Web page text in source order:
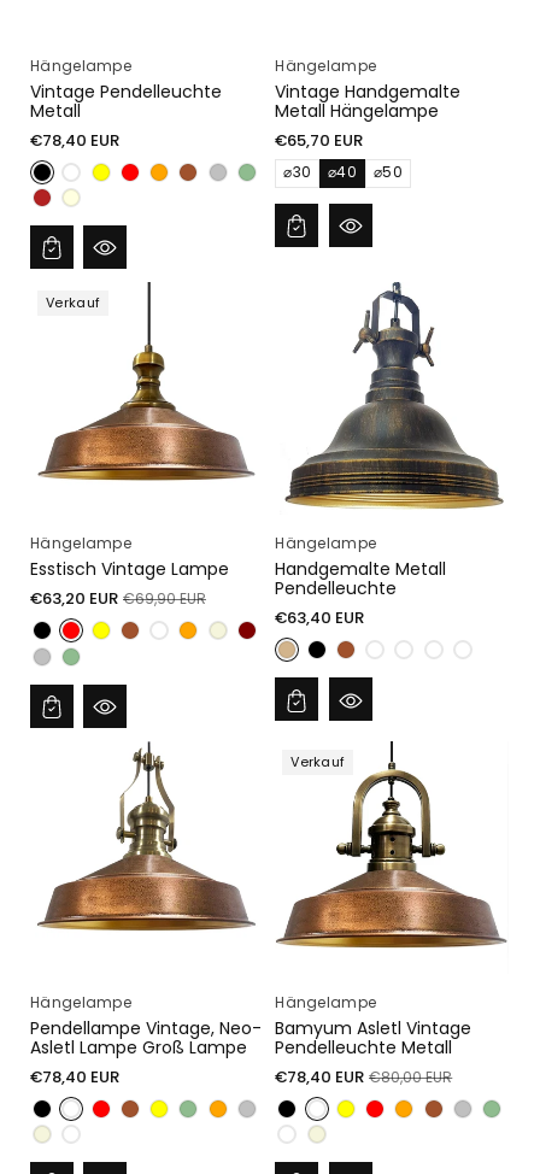
Hängelampe
Vintage Pendelleuchte
Metall
Normaler
Preis
€78,40 EUR
Hängelampe
Vintage Handgemalte
Metall Hängelampe
Normaler
Preis
€65,70 EUR
⌀30 ⌀40 ⌀50
Hängelampe
Esstisch Vintage Lampe
Verkaufspreis
€63,20 EUR Normaler
Preis
€69,90 EUR
Verkauf
Hängelampe
Handgemalte Metall
Pendelleuchte
Normaler
Preis
€63,40 EUR
Hängelampe
Pendellampe Vintage, Neo-
Asletl Lampe Groß Lampe
Normaler
Preis
€78,40 EUR
Hängelampe
Bamyum Asletl Vintage
Pendelleuchte Metall
Verkaufspreis
€78,40 EUR Normaler
Preis
€80,00 EUR
Verkauf